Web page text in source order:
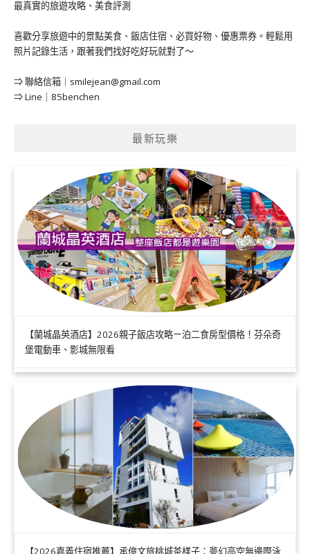
最真實的旅遊攻略、美食評測
喜歡分享旅遊中的景點美食、飯店住宿、必買好物、優惠票券。輕鬆用
照片記錄生活，跟著我們找好吃好玩就對了～
⇒ 聯絡信箱｜ smilejean@gmail.com
⇒ Line｜85benchen
最新玩樂
【蘭城晶英酒店】2026親子飯店攻略ㄧ泊二食房型價格！芬朵奇
堡電動車、影城無限看
【2026嘉義住宿推薦】承億文旅桃城茶樣子：夢幻高空無邊際泳